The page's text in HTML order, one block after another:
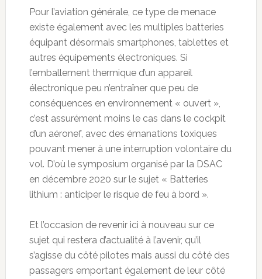
Pour l’aviation générale, ce type de menace
existe également avec les multiples batteries
équipant désormais smartphones, tablettes et
autres équipements électroniques. Si
l’emballement thermique d’un appareil
électronique peu n’entraîner que peu de
conséquences en environnement « ouvert »,
c’est assurément moins le cas dans le cockpit
d’un aéronef, avec des émanations toxiques
pouvant mener à une interruption volontaire du
vol. D’où le symposium organisé par la DSAC
en décembre 2020 sur le sujet « Batteries
lithium : anticiper le risque de feu à bord ».
Et l’occasion de revenir ici à nouveau sur ce
sujet qui restera d’actualité à l’avenir, qu’il
s’agisse du côté pilotes mais aussi du côté des
passagers emportant également de leur côté